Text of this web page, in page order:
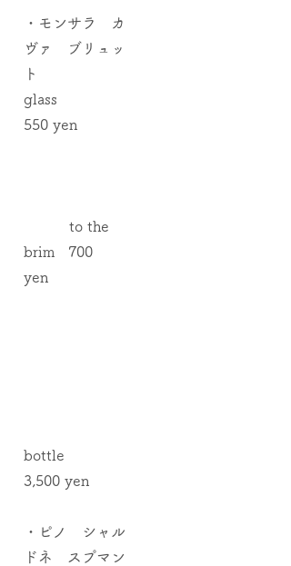
・モンサラ カ
ヴァ ブリュッ
ト
glass
550 yen
to the
brim 700
yen
bottle
3,500 yen
・ピノ シャル
ドネ スプマン